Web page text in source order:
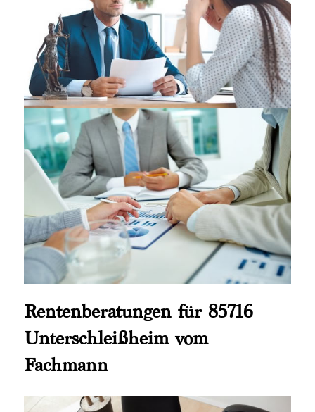
Rentenberatungen für 85716
Unterschleißheim vom
Fachmann